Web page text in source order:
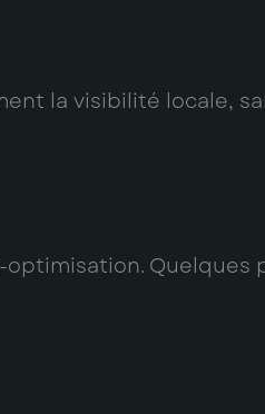
la visibilité locale,
Quelques